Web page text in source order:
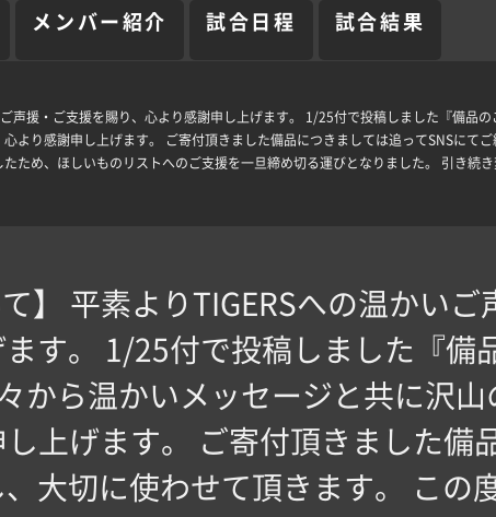
メンバー紹介 試合日程 試合結果
声援・ご支援を賜り、心より感謝申し上げます。 1/25付で投稿しました『備品
より感謝申し上げます。 ご寄付頂きました備品につきましては追ってSNSにて
ため、ほしいものリストへのご支援を一旦締め切る運びとなりました。 引き続
】 平素よりTIGERSへの温かいご
す。 1/25付で投稿しました『備
から温かいメッセージと共に沢山
上げます。 ご寄付頂きました備
大切に使わせて頂きます。 この